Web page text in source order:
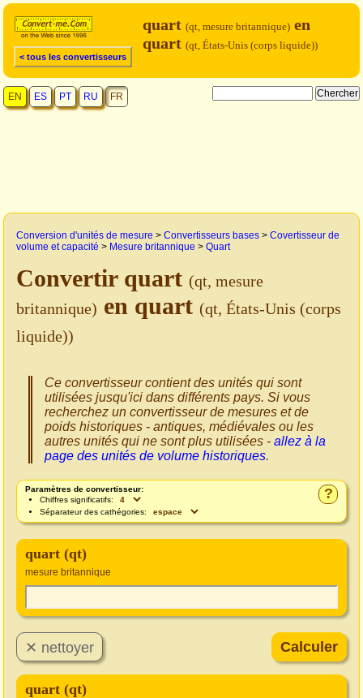
< tous les convertisseurs
quart (qt, mesure britannique) en
quart (qt, États-Unis (corps liquide))
EN ES PT RU FR
Conversion d'unités de mesure > Convertisseurs bases > Covertisseur de
volume et capacité > Mesure britannique > Quart
Convertir quart (qt, mesure
britannique) en quart (qt, États-Unis (corps
liquide))
Ce convertisseur contient des unités qui sont
utilisées jusqu'ici dans différents pays. Si vous
recherchez un convertisseur de mesures et de
poids historiques - antiques, médiévales ou les
autres unités qui ne sont plus utilisées - allez à la
page des unités de volume historiques.
?
Paramètres de convertisseur:
Chiffres significatifs:
Séparateur des cathégories:
quart (qt)
mesure britannique
quart (qt)